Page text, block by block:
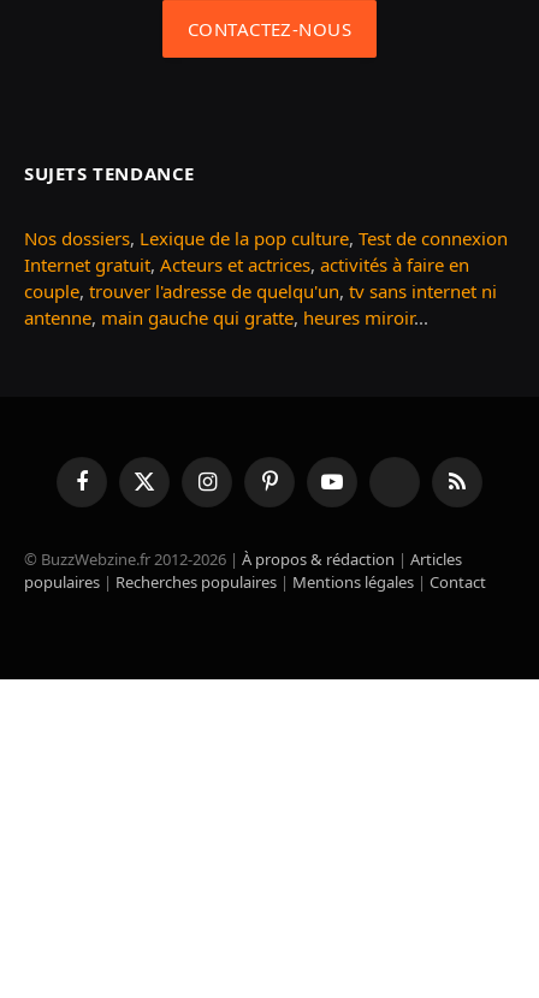
CONTACTEZ-NOUS
SUJETS TENDANCE
Nos dossiers, Lexique de la pop culture, Test de connexion
Internet gratuit, Acteurs et actrices, activités à faire en
couple, trouver l'adresse de quelqu'un, tv sans internet ni
antenne, main gauche qui gratte, heures miroir...
FacebookX
(Twitter)
InstagramPinterestYouTube TikTok RSS
© BuzzWebzine.fr 2012-2026 | À propos & rédaction | Articles
populaires | Recherches populaires | Mentions légales | Contact